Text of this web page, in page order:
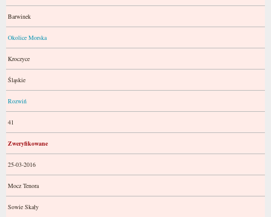
Barwinek
Okolice Morska
Kroczyce
Śląskie
Rozwiń
41
Zweryfikowane
25-03-2016
Mocz Tenora
Sowie Skały